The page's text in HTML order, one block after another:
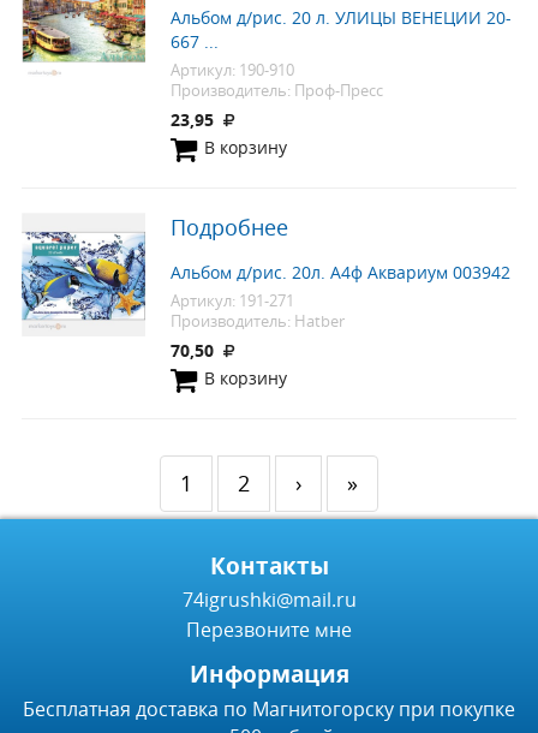
Альбом д/рис. 20 л. УЛИЦЫ ВЕНЕЦИИ 20-
667 ...
Артикул: 190-910
Производитель: Проф-Пресс
23,95
В корзину
Подробнее
Альбом д/рис. 20л. А4ф Аквариум 003942
Артикул: 191-271
Производитель: Hatber
70,50
В корзину
1 2 › »
Контакты
74igrushki@mail.ru
Перезвоните мне
Информация
Бесплатная доставка по Магнитогорску при покупке